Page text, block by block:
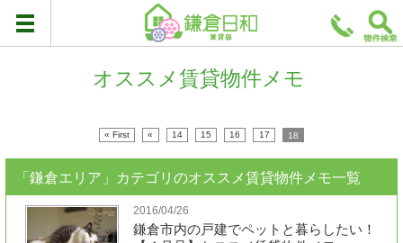
オススメ賃貸物件メモ
« First « 14 15 16 17 18
「鎌倉エリア」カテゴリのオススメ賃貸物件メモ一覧
2016/04/26
鎌倉市内の戸建でペットと暮らしたい！